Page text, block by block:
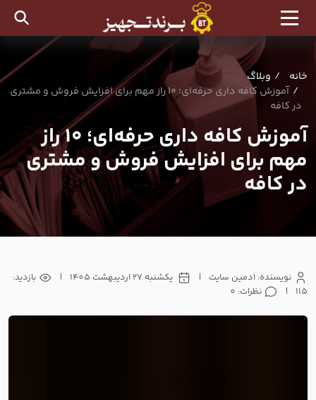
خانه
وبلاگ
آموزش کافه داری حرفه‌ای؛ ۱۰ راز مهم برای افزایش فروش و مشتری
در کافه
آموزش کافه داری حرفه‌ای؛ ۱۰ راز
مهم برای افزایش فروش و مشتری
در کافه
نویسنده: ادمین سایت | یکشنبه 27 اردیبهشت 1405 |
بازدید:
115
| نظرات: 0